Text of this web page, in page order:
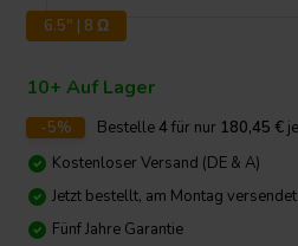
6.5" | 8 Ω
10+ Auf Lager
-5% Bestelle4 für nur 180,45 €
Kostenloser Versand (DE & A)
Jetzt bestellt, am Montag versendet
Fünf Jahre Garantie